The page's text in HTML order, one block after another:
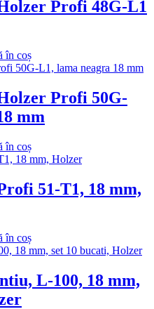
Profi 48G-L1
în coș
Profi 50G-
mm
în coș
51-T1, 18 mm,
în coș
L-100, 18 mm,